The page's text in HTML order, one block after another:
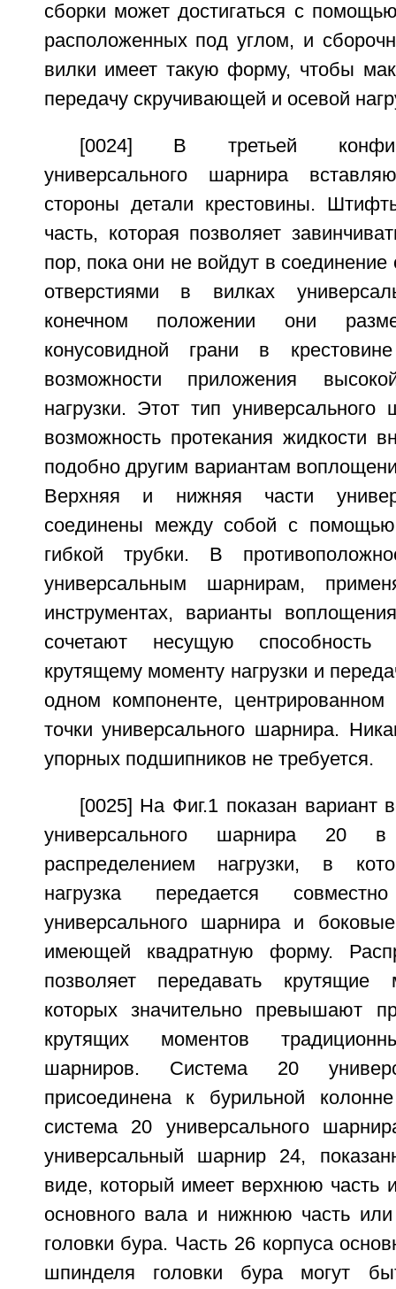
сборки может достигаться с
расположенных под углом, и
вилки имеет такую форму, чтобы
передачу скручивающей и осевой
[0024] В третьей
универсального шарнира
стороны детали крестовины.
часть, которая позволяет
пор, пока они не войдут в
отверстиями в вилках
конечном положении они
конусовидной грани в
возможности приложения
нагрузки. Этот тип
возможность протекания жидкости
подобно другим вариантам
Верхняя и нижняя части
соединены между собой с помощью
гибкой трубки. В
универсальным шарнирам,
инструментах, варианты
сочетают несущую
крутящему моменту нагрузки и
одном компоненте, центрированном
точки универсального шарнира.
упорных подшипников не требуется.
[0025] На Фиг.1 показан вариант
универсального шарнира 20
распределением нагрузки, в
нагрузка передается
универсального шарнира и
имеющей квадратную форму.
позволяет передавать крутящие
которых значительно превышают
крутящих моментов
шарниров. Система 20
присоединена к бурильной
система 20 универсального
универсальный шарнир 24,
виде, который имеет верхнюю часть
основного вала и нижнюю часть
головки бура. Часть 26 корпуса
шпинделя головки бура могут